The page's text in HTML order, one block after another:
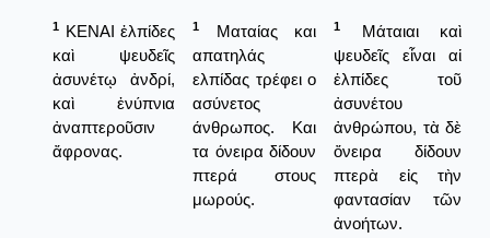
1 ΚΕΝΑΙ ἐλπίδες
καὶ ψευδεῖς
ἀσυνέτῳ ἀνδρί,
καὶ ἐνύπνια
ἀναπτεροῦσιν
ἄφρονας.
1
Ματαίας και
απατηλάς
ελπίδας τρέφει ο
ασύνετος
άνθρωπος. Και
τα όνειρα δίδουν
πτερά στους
μωρούς.
1
Μάταιαι καὶ
ψευδεῖς εἶναι αἱ
ἐλπίδες τοῦ
ἀσυνέτου
ἀνθρώπου, τὰ δὲ
ὄνειρα δίδουν
πτερὰ εἰς τὴν
φαντασίαν τῶν
ἀνοήτων.